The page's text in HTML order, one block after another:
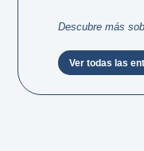
Descubre más
Ver todas las